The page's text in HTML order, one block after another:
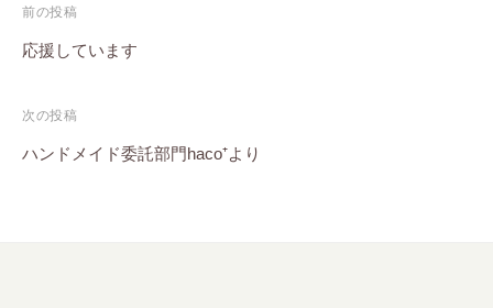
投
稿
ビ
ゲ
前の投稿
応援しています
次の投稿
ハンドメイド委託部門haco⁺より